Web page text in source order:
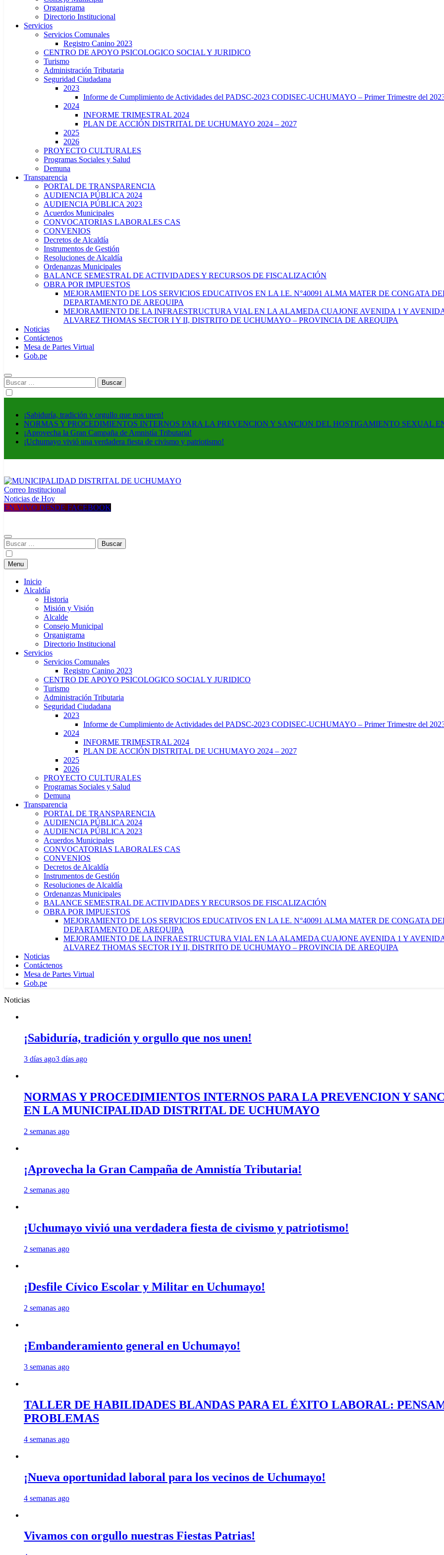
Organigrama
Directorio Institucional
Servicios
Servicios Comunales
Registro Canino 2023
CENTRO DE APOYO PSICOLOGICO SOCIAL Y JURIDICO
Turismo
Administración Tributaria
Seguridad Ciudadana
2023
Informe de Cumplimiento de Actividades del PADSC-2023 CODISEC-UCHUMAYO – Primer Trimestre del
2024
INFORME TRIMESTRAL 2024
PLAN DE ACCIÓN DISTRITAL DE UCHUMAYO 2024 – 2027
2025
2026
PROYECTO CULTURALES
Programas Sociales y Salud
Demuna
Transparencia
PORTAL DE TRANSPARENCIA
AUDIENCIA PÚBLICA 2024
AUDIENCIA PÚBLICA 2023
Acuerdos Municipales
CONVOCATORIAS LABORALES CAS
CONVENIOS
Decretos de Alcaldía
Instrumentos de Gestión
Resoluciones de Alcaldía
Ordenanzas Municipales
BALANCE SEMESTRAL DE ACTIVIDADES Y RECURSOS DE FISCALIZACIÓN
OBRA POR IMPUESTOS
MEJORAMIENTO DE LOS SERVICIOS EDUCATIVOS EN LA I.E. N°40091 ALMA MATER DE CONGATA
DEPARTAMENTO DE AREQUIPA
MEJORAMIENTO DE LA INFRAESTRUCTURA VIAL EN LA ALAMEDA CUAJONE AVENIDA 1 Y
ALVAREZ THOMAS SECTOR I Y II, DISTRITO DE UCHUMAYO – PROVINCIA DE AREQUIPA
Noticias
Contáctenos
Mesa de Partes Virtual
Gob.pe
Buscar:
¡Sabiduría, tradición y orgullo que nos unen!
NORMAS Y PROCEDIMIENTOS INTERNOS PARA LA PREVENCION Y SANCION DEL HOSTIGAMIENTO SEXUAL
¡Aprovecha la Gran Campaña de Amnistía Tributaria!
¡Uchumayo vivió una verdadera fiesta de civismo y patriotismo!
MUNICIPALIDAD DISTRITAL DE UCHUMAYO
Construyendo una nueva Historia
Correo Institucional
Noticias de Hoy
EN VIVO DESDE FACEBOOK
Buscar:
Menu
Inicio
Alcaldía
Historia
Misión y Visión
Alcalde
Consejo Municipal
Organigrama
Directorio Institucional
Servicios
Servicios Comunales
Registro Canino 2023
CENTRO DE APOYO PSICOLOGICO SOCIAL Y JURIDICO
Turismo
Administración Tributaria
Seguridad Ciudadana
2023
Informe de Cumplimiento de Actividades del PADSC-2023 CODISEC-UCHUMAYO – Primer Trimestre del
2024
INFORME TRIMESTRAL 2024
PLAN DE ACCIÓN DISTRITAL DE UCHUMAYO 2024 – 2027
2025
2026
PROYECTO CULTURALES
Programas Sociales y Salud
Demuna
Transparencia
PORTAL DE TRANSPARENCIA
AUDIENCIA PÚBLICA 2024
AUDIENCIA PÚBLICA 2023
Acuerdos Municipales
CONVOCATORIAS LABORALES CAS
CONVENIOS
Decretos de Alcaldía
Instrumentos de Gestión
Resoluciones de Alcaldía
Ordenanzas Municipales
BALANCE SEMESTRAL DE ACTIVIDADES Y RECURSOS DE FISCALIZACIÓN
OBRA POR IMPUESTOS
MEJORAMIENTO DE LOS SERVICIOS EDUCATIVOS EN LA I.E. N°40091 ALMA MATER DE CONGATA
DEPARTAMENTO DE AREQUIPA
MEJORAMIENTO DE LA INFRAESTRUCTURA VIAL EN LA ALAMEDA CUAJONE AVENIDA 1 Y
ALVAREZ THOMAS SECTOR I Y II, DISTRITO DE UCHUMAYO – PROVINCIA DE AREQUIPA
Noticias
Contáctenos
Mesa de Partes Virtual
Gob.pe
Noticias
¡Sabiduría, tradición y orgullo que nos unen!
3 días ago3 días ago
NORMAS Y PROCEDIMIENTOS INTERNOS PARA LA PREVENCION Y
EN LA MUNICIPALIDAD DISTRITAL DE UCHUMAYO
2 semanas ago
¡Aprovecha la Gran Campaña de Amnistía Tributaria!
2 semanas ago
¡Uchumayo vivió una verdadera fiesta de civismo y patriotismo!
2 semanas ago
¡Desfile Cívico Escolar y Militar en Uchumayo!
2 semanas ago
¡Embanderamiento general en Uchumayo!
3 semanas ago
TALLER DE HABILIDADES BLANDAS PARA EL ÉXITO LABORAL:
PROBLEMAS
4 semanas ago
¡Nueva oportunidad laboral para los vecinos de Uchumayo!
4 semanas ago
Vivamos con orgullo nuestras Fiestas Patrias!